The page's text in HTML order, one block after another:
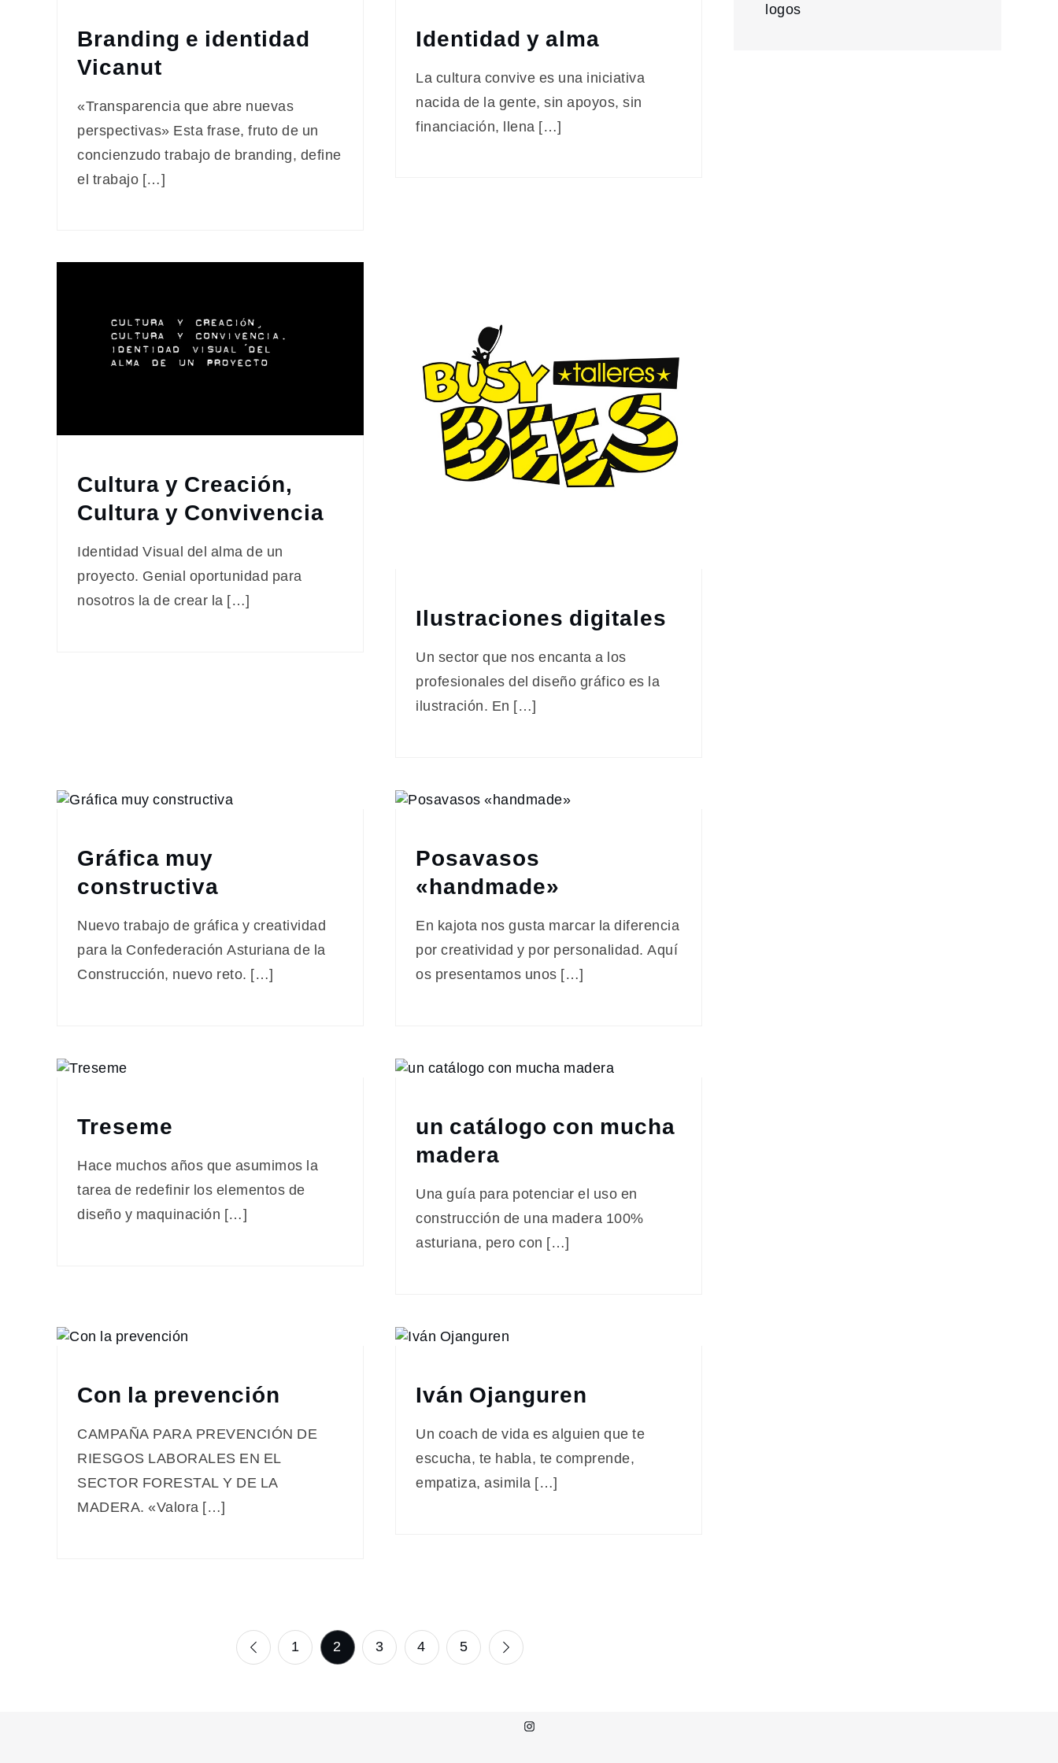
Branding e identidad
Vicanut
«Transparencia que abre nuevas
perspectivas» Esta frase, fruto de un
concienzudo trabajo de branding, define
el trabajo […]
Identidad y alma
La cultura convive es una iniciativa
nacida de la gente, sin apoyos, sin
financiación, llena […]
Cultura y Creación,
Cultura y Convivencia
Identidad Visual del alma de un
proyecto. Genial oportunidad para
nosotros la de crear la […]
Ilustraciones digitales
Un sector que nos encanta a los
profesionales del diseño gráfico es la
ilustración. En […]
Gráfica muy
constructiva
Nuevo trabajo de gráfica y creatividad
para la Confederación Asturiana de la
Construcción, nuevo reto. […]
Posavasos
«handmade»
En kajota nos gusta marcar la diferencia
por creatividad y por personalidad. Aquí
os presentamos unos […]
Treseme
Hace muchos años que asumimos la
tarea de redefinir los elementos de
diseño y maquinación […]
un catálogo con mucha
madera
Una guía para potenciar el uso en
construcción de una madera 100%
asturiana, pero con […]
Con la prevención
CAMPAÑA PARA PREVENCIÓN DE
RIESGOS LABORALES EN EL
SECTOR FORESTAL Y DE LA
MADERA. «Valora […]
Iván Ojanguren
Un coach de vida es alguien que te
escucha, te habla, te comprende,
empatiza, asimila […]
Paginación
1 2 3 4 5
logos
Instagram